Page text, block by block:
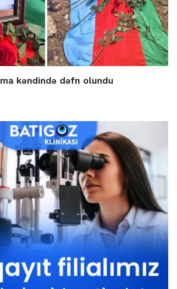
kəndində dəfn olundu